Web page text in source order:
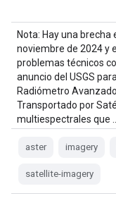
Nota: Hay una
noviembre de 2024 y
problemas técnicos
anuncio del USGS
Radiómetro
Transportado por
multiespectrales que …
aster imagery
satellite-imagery